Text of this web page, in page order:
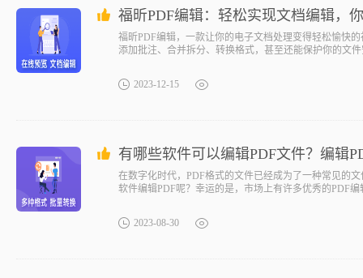
福昕PDF编辑，一款让你的电子文档处理变得轻松愉快
添加批注、合并拆分、转换格式，甚至还能保护你的文
2023-12-15
有哪些软件可以编辑PDF文件？编辑
在数字化时代，PDF格式的文件已经成为了一种常见的
软件编辑PDF呢？幸运的是，市场上有许多优秀的PDF
2023-08-30